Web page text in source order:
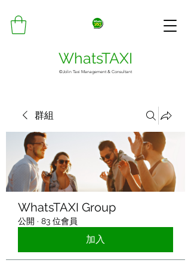
WhatsTAXI
©Jolin Taxi Management & Consultant
群組
WhatsTAXI Group
公開 · 83 位會員
加入